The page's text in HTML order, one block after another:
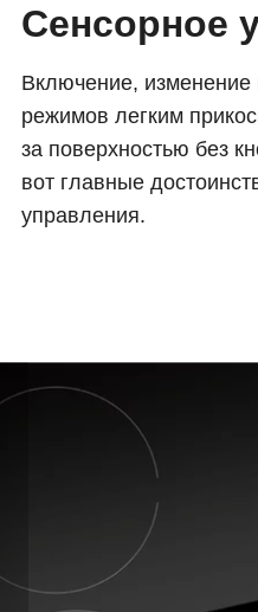
Сенсорное
Включение, изменение
режимов легким
за поверхностью без
вот главные
управления.